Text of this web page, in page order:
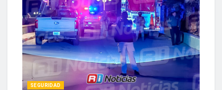
SEGURIDAD